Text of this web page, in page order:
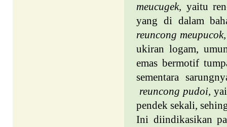
meucugek, yaitu
yang di dalam
reuncong meupucok,
ukiran logam,
emas bermotif
sementara
reuncong pudoi,
pendek sekali,
Ini diindikasikan